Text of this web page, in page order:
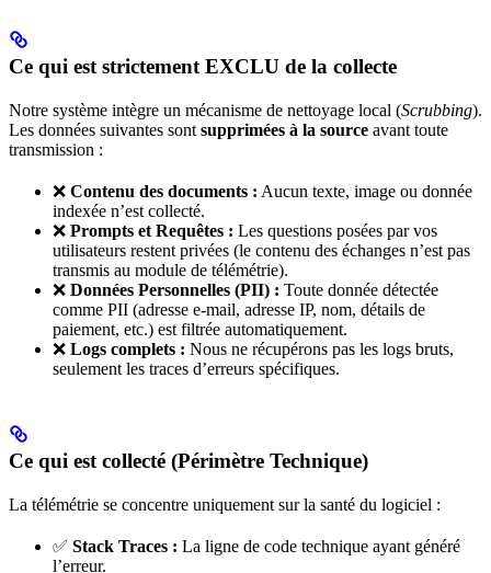
Ce qui est strictement EXCLU de la collecte
Notre système intègre un mécanisme de nettoyage local (Scrubbing).
Les données suivantes sont supprimées à la source avant toute
transmission :
❌ Contenu des documents : Aucun texte, image ou donnée
indexée n’est collecté.
❌ Prompts et Requêtes : Les questions posées par vos
utilisateurs restent privées (le contenu des échanges n’est pas
transmis au module de télémétrie).
❌ Données Personnelles (PII) : Toute donnée détectée
comme PII (adresse e-mail, adresse IP, nom, détails de
paiement, etc.) est filtrée automatiquement.
❌ Logs complets : Nous ne récupérons pas les logs bruts,
seulement les traces d’erreurs spécifiques.
Ce qui est collecté (Périmètre Technique)
La télémétrie se concentre uniquement sur la santé du logiciel :
✅ Stack Traces : La ligne de code technique ayant généré
l’erreur.